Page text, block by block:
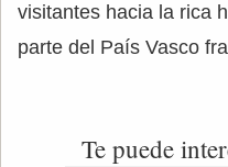
visitantes hacia la rica
parte del País Vasco
Te puede